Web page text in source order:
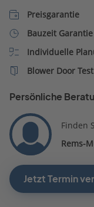
Preisgarantie
Bauzeit Garantie
Individuelle
Blower Door Test
Persönliche
Finden
Rems-
Jetzt Termin